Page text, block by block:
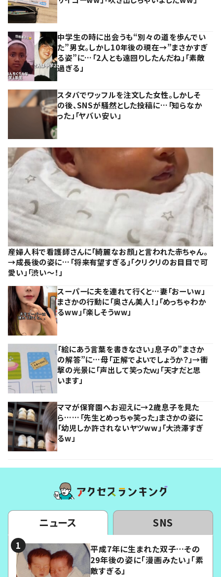
中学生の時に出会うも“別々の道を歩んでい
た”男女。しかし10年後の現在→”まさかすぎ
る姿”に…「2人とも遠回りしたんだね」「素敵
過ぎる」
スタバでワッフルを注文した女性。しかしそ
の後、SNSが騒然とした投稿に…「知らなか
った」「ヤバい安い」
産婦人科で看護師さんに「綺麗なお顔」と言われた赤ちゃん。
→成長後の姿に…「将来有望すぎる」「クリクリのお目目で可
愛い」「渋い～！」
スーパーに夫を連れて行くと…妻「おーいw」
まさかの行動に「奥さん美人！」「めっちゃわか
るww」「楽しそうww」
「絵にあう言葉を書きなさい」息子の”まさか
の解答”に…母「正解でよいでしょうか？」→衝
撃の光景に「声出して笑ったｗ」「天才だと思
います」
ママが保育園へお迎えに→2歳息子を見た
ら……「先生とめっちゃ笑った」まさかの姿に
「幼児しか許されないヤツww」「大渋滞すぎ
るw」
ニュース SNS
平成7年に生まれた双子…その
29年後の姿に「漫画みたい」「素
敵すぎる」